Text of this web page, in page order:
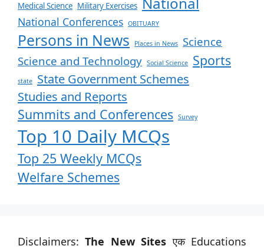
Medical Science Military Exercises
National Conferences OBITUARY
Persons in News Places in News
Science
Science and Technology Social Science Sports
state
State Government Schemes
Studies and Reports
Summits and Conferences Survey
Top 10 Daily MCQs
Top 25 Weekly MCQs
Welfare Schemes
Disclaimers:The New Sites एक Educations